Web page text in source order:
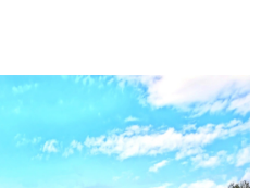
CONTACT
SUPPLÉMENTAIRES